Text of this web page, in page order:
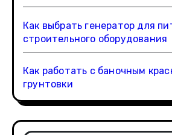
Как выбрать генератор для
строительного оборудования
Как работать с баночным
грунтовки